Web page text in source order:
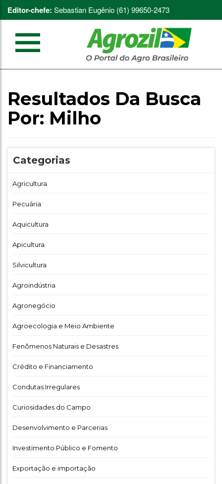
Editor-chefe: Sebastian Eugênio (61) 99650-2473
Resultados Da Busca
Por: Milho
Categorias
Agricultura
Pecuária
Aquicultura
Apicultura
Silvicultura
Agroindústria
Agronegócio
Agroecologia e Meio Ambiente
Fenômenos Naturais e Desastres
Crédito e Financiamento
Condutas Irregulares
Curiosidades do Campo
Desenvolvimento e Parcerias
Investimento Público e Fomento
Exportação e importação